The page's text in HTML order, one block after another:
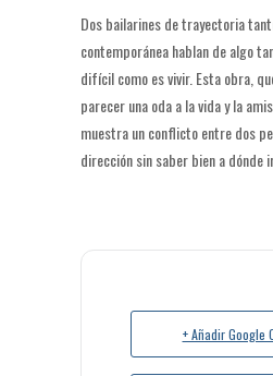
Dos bailarines de trayectoria
contemporánea hablan de algo
difícil como es vivir. Esta obra,
parecer una oda a la vida y la
muestra un conflicto entre dos
dirección sin saber bien a dónde
+ Añadir Google